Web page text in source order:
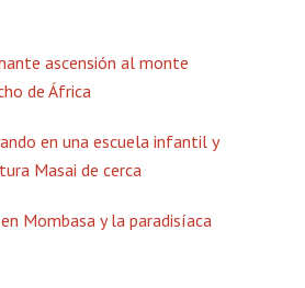
ascensión al monte
de África
en una escuela infantil y
Masai de cerca
Mombasa y la paradisíaca